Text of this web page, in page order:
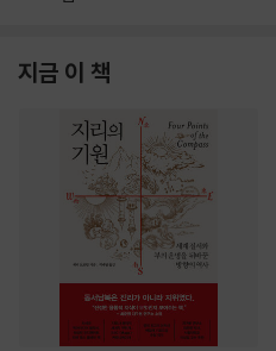
지금 이 책